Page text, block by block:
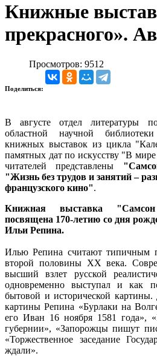
Книжные
прекрасного».
Просмотров: 9512
Поделиться:
В августе отдел литературы
областной научной
книжных выставок из цикла
памятных дат по искусству "В
читателей представлены
"Жизнь без трудов и занятий –
французского кино".
Книжная выставка
посвящена 170-летию со дня
Ильи Репина.
Илью Репина считают типичным
второй половины XX века.
высший взлет русской
одновременно выступал и как
бытовой и исторической
картины Репина «Бурлаки на
его Иван 16 ноября 1581 года»,
губернии», «Запорожцы пишут
«Торжественное заседание
ждали».